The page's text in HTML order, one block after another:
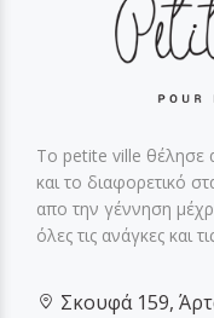
Το petite ville θέλησε
και το διαφορετικό
απο την γέννηση
όλες τις ανάγκες και
Σκουφά 159,